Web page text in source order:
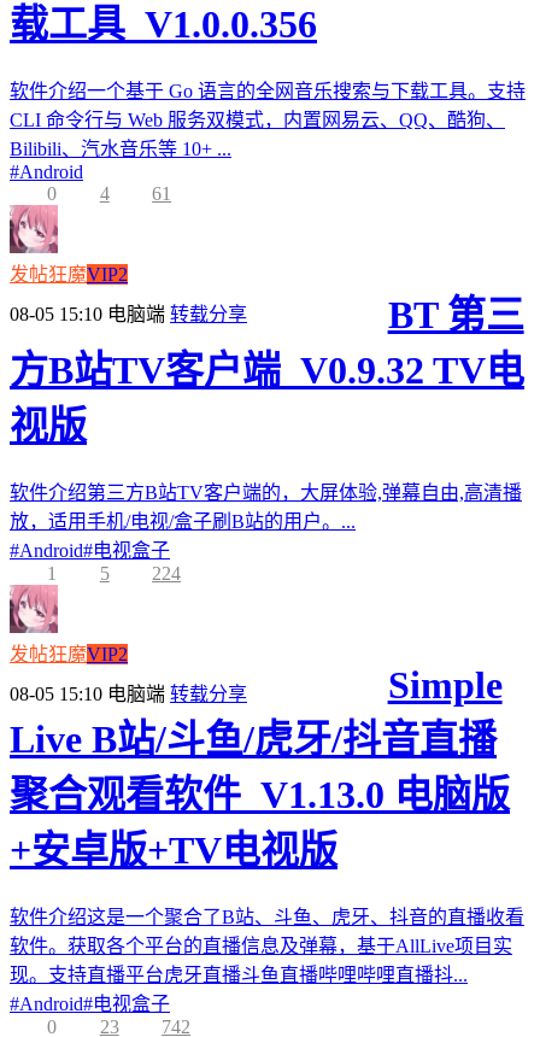
载工具_V1.0.0.356
软件介绍一个基于 Go 语言的全网音乐搜索与下载工具。支持
CLI 命令行与 Web 服务双模式，内置网易云、QQ、酷狗、
Bilibili、汽水音乐等 10+ ...
#Android
0
4 61
发帖狂魔VIP2
08-05 15:10 电脑端 转载分享
BT 第三
方B站TV客户端_V0.9.32 TV电
视版
软件介绍第三方B站TV客户端的，大屏体验,弹幕自由,高清播
放，适用手机/电视/盒子刷B站的用户。...
#Android#电视盒子
1
5 224
发帖狂魔VIP2
08-05 15:10 电脑端 转载分享
Simple
Live B站/斗鱼/虎牙/抖音直播
聚合观看软件_V1.13.0 电脑版
+安卓版+TV电视版
软件介绍这是一个聚合了B站、斗鱼、虎牙、抖音的直播收看
软件。获取各个平台的直播信息及弹幕，基于AllLive项目实
现。支持直播平台虎牙直播斗鱼直播哔哩哔哩直播抖...
#Android#电视盒子
0
23 742